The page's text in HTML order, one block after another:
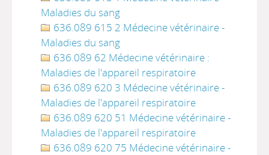
Maladies du sang
636.089 615 2 Médecine vétérinaire -
Maladies du sang
636.089 62 Médecine vétérinaire :
Maladies de l'appareil respiratoire
636.089 620 3 Médecine vétérinaire -
Maladies de l'appareil respiratoire
636.089 620 51 Médecine vétérinaire -
Maladies de l'appareil respiratoire
636.089 620 75 Médecine vétérinaire -